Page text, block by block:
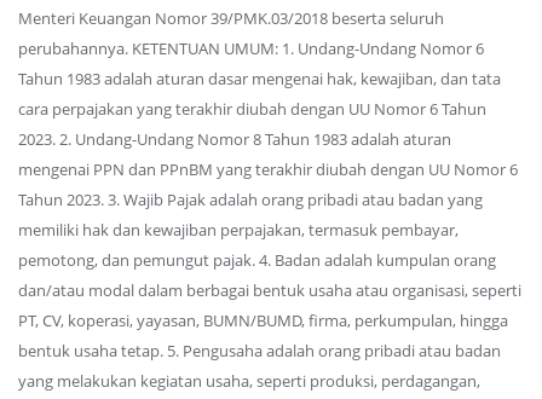
Menteri Keuangan Nomor 39/PMK.03/2018 beserta seluruh
perubahannya. KETENTUAN UMUM: 1. Undang-Undang Nomor 6
Tahun 1983 adalah aturan dasar mengenai hak, kewajiban, dan tata
cara perpajakan yang terakhir diubah dengan UU Nomor 6 Tahun
2023. 2. Undang-Undang Nomor 8 Tahun 1983 adalah aturan
mengenai PPN dan PPnBM yang terakhir diubah dengan UU Nomor 6
Tahun 2023. 3. Wajib Pajak adalah orang pribadi atau badan yang
memiliki hak dan kewajiban perpajakan, termasuk pembayar,
pemotong, dan pemungut pajak. 4. Badan adalah kumpulan orang
dan/atau modal dalam berbagai bentuk usaha atau organisasi, seperti
PT, CV, koperasi, yayasan, BUMN/BUMD, firma, perkumpulan, hingga
bentuk usaha tetap. 5. Pengusaha adalah orang pribadi atau badan
yang melakukan kegiatan usaha, seperti produksi, perdagangan,